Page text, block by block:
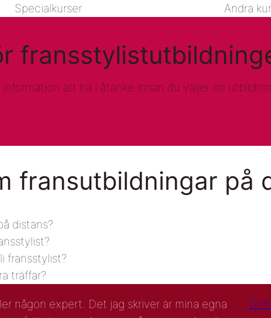
Specialkurser Andra
att ha i åtanke innan du väljer en
fransutbildningar på
distans?
fransstylist?
träffar?
någon expert. Det jag skriver är mina egna